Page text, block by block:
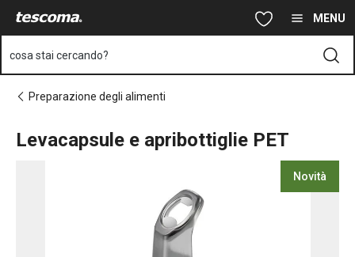
Vai al contenuto principale MENU
cosa stai cercando?
Preparazione degli alimenti
Levacapsule e apribottiglie PET
Novità